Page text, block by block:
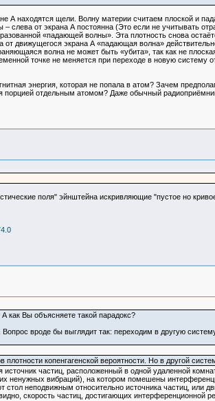
А находятся щели. Волну материи считаем плоской и
слева от экрана А постоянна (Это если не учитывать
«падающей волны». Эта плотность снова
от движущегося экрана А «падающая волна»
волна не может быть «убита», так как не
точке не меняется при переходе в новую систему
энергия, которая не попала в атом? Зачем
отдельным атомом? Даже обычный
поля" эйнштейна искривляющие "пустое но
как Вы объясняете такой парадокс?
вроде бы выглядит так: переходим в другую
копенгагенской вероятности. Но в другой
частиц, расположенный в одной удаленной
ненужных вибраций), на котором помешены
неподвижным относительно источника частиц, или
скорость частиц, достигающих интерференционной